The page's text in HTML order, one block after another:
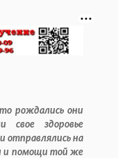
рождались они
свое здоровье
отправлялись на
и помощи той же